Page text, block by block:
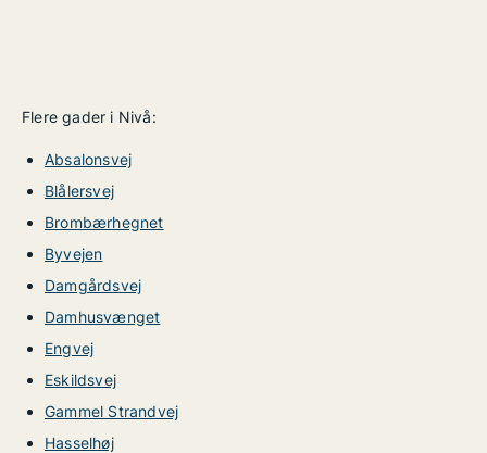
Flere gader i Nivå:
Absalonsvej
Blålersvej
Brombærhegnet
Byvejen
Damgårdsvej
Damhusvænget
Engvej
Eskildsvej
Gammel Strandvej
Hasselhøj